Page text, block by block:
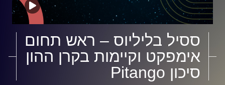
ססיל בליליוס – ראש תחום
אימפקט וקיימות בקרן ההון
סיכון Pitango